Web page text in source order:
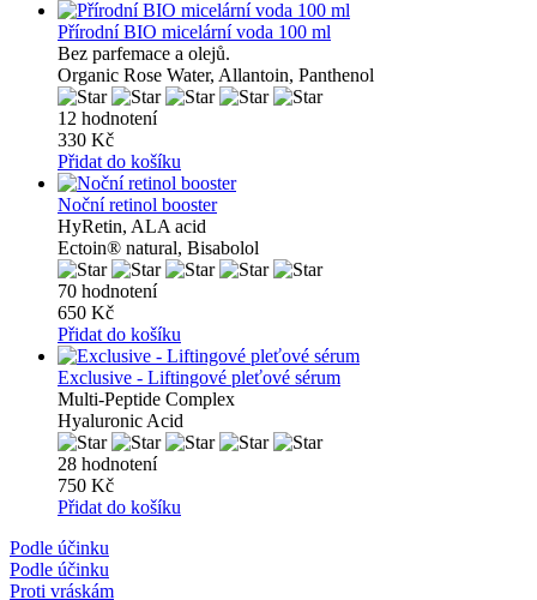
Přírodní BIO micelární voda 100 ml
Bez parfemace a olejů.
Organic Rose Water, Allantoin, Panthenol
12 hodnotení
330 Kč
Přidat do košíku
Noční retinol booster
HyRetin, ALA acid
Ectoin® natural, Bisabolol
70 hodnotení
650 Kč
Přidat do košíku
Exclusive - Liftingové pleťové sérum
Multi-Peptide Complex
Hyaluronic Acid
28 hodnotení
750 Kč
Přidat do košíku
Podle účinku
Podle účinku
Proti vráskám